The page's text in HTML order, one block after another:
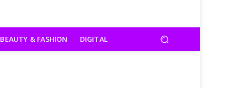
BEAUTY & FASHION DIGITAL